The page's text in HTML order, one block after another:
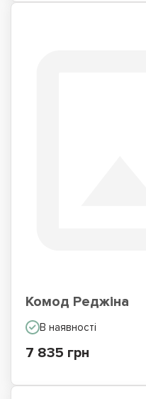
Комод Реджіна
В наявності
7 835 грн